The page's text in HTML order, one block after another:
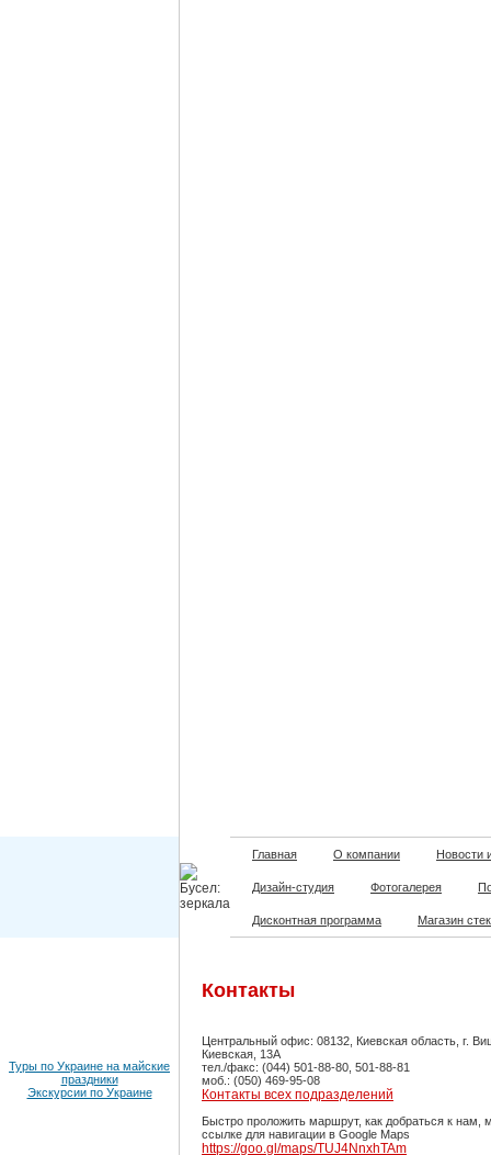
Главная О компании Новости
Дизайн-студия Фотогалерея
Дисконтная программа Магазин
Туры по Украине на майские
праздники
Экскурсии по Украине
Контакты
Центральный офис: 08132, Киевская область, г.
Киевская, 13А
тел./факс: (044) 501-88-80, 501-88-81
моб.: (050) 469-95-08
Контакты всех подразделений
Быстро проложить маршрут, как добраться к нам,
ссылке для навигации в Google Maps
https://goo.gl/maps/TUJ4NnxhTAm